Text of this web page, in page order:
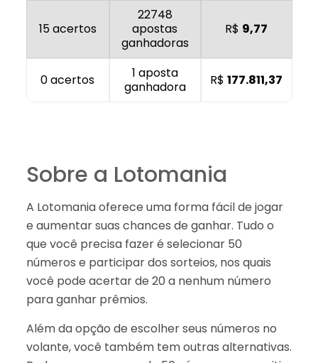
15 acertos
22748
apostas
ganhadoras
R$ 9,77
0 acertos
1 aposta
ganhadora
R$ 177.811,37
Sobre a Lotomania
A Lotomania oferece uma forma fácil de jogar
e aumentar suas chances de ganhar. Tudo o
que você precisa fazer é selecionar 50
números e participar dos sorteios, nos quais
você pode acertar de 20 a nenhum número
para ganhar prêmios.
Além da opção de escolher seus números no
volante, você também tem outras alternativas.